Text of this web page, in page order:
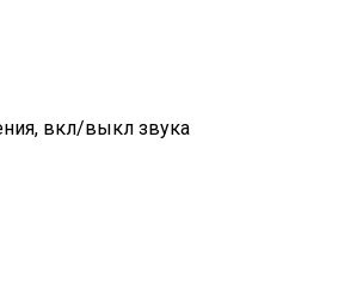
вкл/выкл звука